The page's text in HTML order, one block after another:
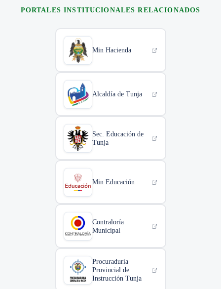
PORTALES INSTITUCIONALES RELACIONADOS
Min Hacienda
Alcaldía de Tunja
Sec. Educación de
Tunja
Min Educación
Contraloría
Municipal
Procuraduría
Provincial de
Instrucción Tunja